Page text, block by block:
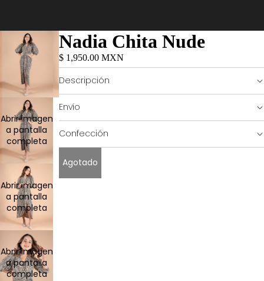
Abrir imagen
a pantalla
completa
Abrir imagen
a pantalla
completa
Abrir imagen
a pantalla
completa
Nadia Chita Nude
$ 1,950.00 MXN
Descripción
Envío
Confección
Agotado